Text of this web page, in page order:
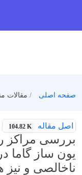
صفحه اصلی مقالات
اصل مقاله 104.82 K
بررسی مراکز